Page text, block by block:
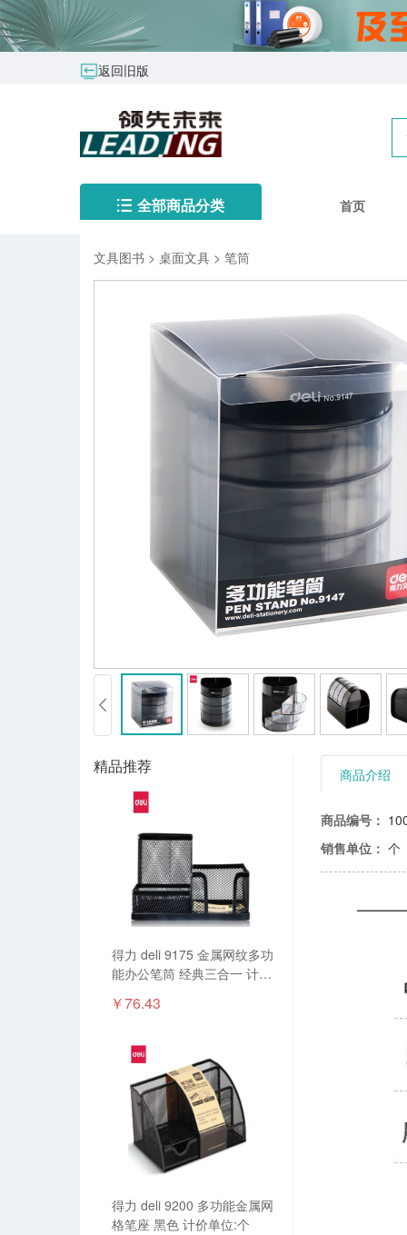
返回旧版
全部商品分类 首页
文具图书 > 桌面文具 > 笔筒
精品推荐
得力 deli 9175 金属网纹多功
能办公笔筒 经典三合一 计价
￥76.43
得力 deli 9200 多功能金属网
格笔座 黑色 计价单位:个
商品介绍
商品编号：
销售单位： 个